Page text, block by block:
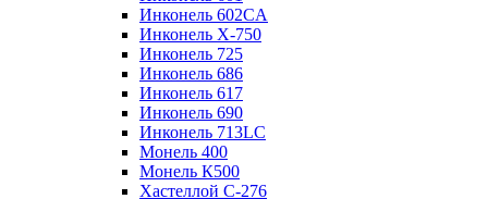
Инконель 602CA
Инконель Х-750
Инконель 725
Инконель 686
Инконель 617
Инконель 690
Инконель 713LC
Монель 400
Монель К500
Хастеллой C-276